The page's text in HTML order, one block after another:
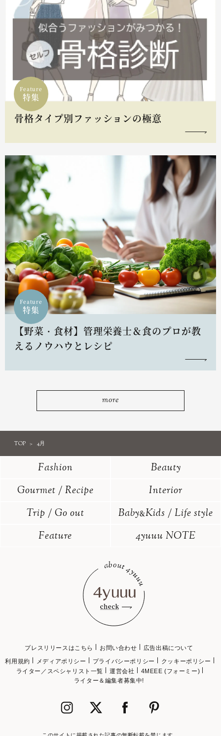
Feature
特集
骨格タイプ別ファッションの極意
Feature
特集
【野菜・食材】管理栄養士＆食のプロが教
えるノウハウとレシピ
more
TOP 4月
Fashion
Beauty
Gourmet / Recipe
Interior
Trip / Go out
Baby&Kids / Life style
Feature
4yuuu NOTE
プレスリリースはこちら お問い合わせ
広告出稿について
利用規約
メディアポリシー プライバシーポリシー
クッキーポリシー
ライター／スペシャリスト一覧
運営会社
4MEEE (フォーミー)
ライター＆編集者募集中!